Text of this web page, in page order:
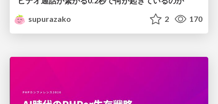
supurazako
2 170